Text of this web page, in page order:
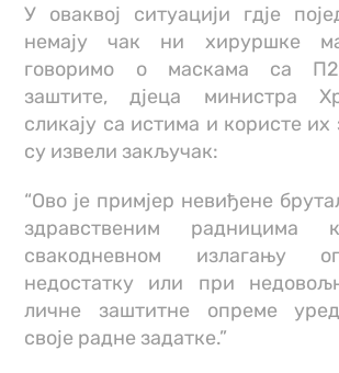
У оваквој ситуацији гдје
немају чак ни хируршке
говоримо о маскама са
заштите, дјеца министра
сликају са истима и користе их
су извели закључак:
“Ово је примјер невиђене
здравственим радницима
свакодневном излагању
недостатку или при
личне заштитне опреме
своје радне задатке.”